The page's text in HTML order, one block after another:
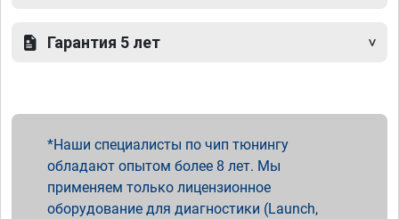
Гарантия 5 лет
Наши специалисты по чип тюнингу
обладают опытом более 8 лет. Мы
применяем только лицензионное
оборудование для диагностики (Launch,